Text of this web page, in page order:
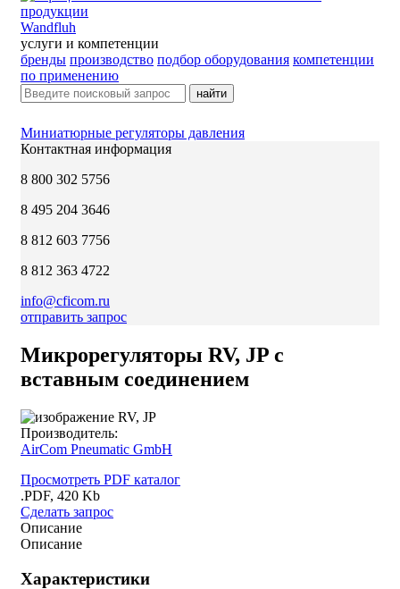
Wandfluh
услуги и компетенции
бренды производство подбор оборудования компетенции
по применению
найти
Миниатюрные регуляторы давления
Контактная информация
8 800 302 5756
8 495 204 3646
8 812 603 7756
8 812 363 4722
info@cficom.ru
отправить запрос
Микрорегуляторы RV, JP с
вставным соединением
Производитель:
AirCom Pneumatic GmbH
Просмотреть PDF каталог
.PDF, 420 Kb
Сделать запрос
Описание
Описание
Характеристики